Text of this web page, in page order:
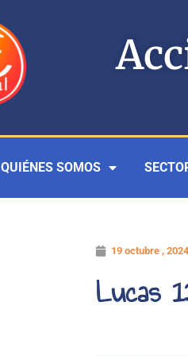
QUIÉNES SOMOS
19 octubre , 2024
Lucas